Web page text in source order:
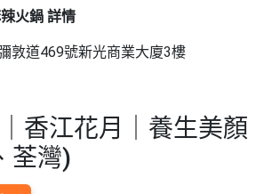
火鍋 詳情
敦道469號新光商業大廈3樓
香江花月｜養生美顏
荃灣)